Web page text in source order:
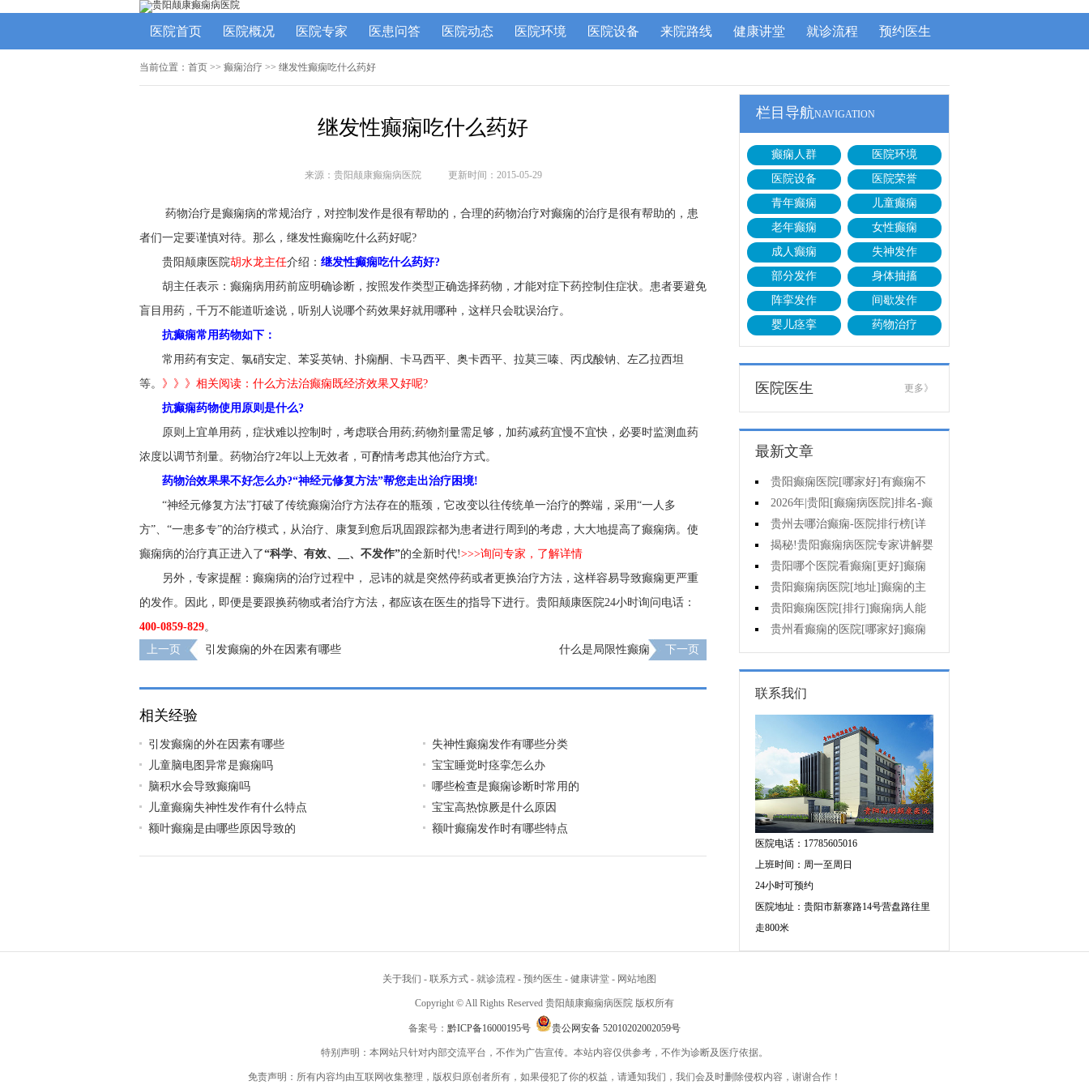
医院首页 医院概况 医院专家 医患问答 医院动态 医院环境 医院设备 来院路线 健康讲堂 就诊流程 预约医生
当前位置： 首页 >> 癫痫治疗 >> 继发性癫痫吃什么药好
继发性癫痫吃什么药好
来源：贵阳颠康癫痫病医院 更新时间：2015-05-29
药物治疗是癫痫病的常规治疗，对控制发作是很有帮助的，合理的药物治疗对癫痫的治疗是很有帮助的，患
者们一定要谨慎对待。那么，继发性癫痫吃什么药好呢?
贵阳颠康医院胡水龙主任介绍： 继发性癫痫吃什么药好?
胡主任表示：癫痫病用药前应明确诊断，按照发作类型正确选择药物，才能对症下药控制住症状。患者要避免
盲目用药，千万不能道听途说，听别人说哪个药效果好就用哪种，这样只会耽误治疗。
抗癫痫常用药物如下：
常用药有安定、氯硝安定、苯妥英钠、扑痫酮、卡马西平、奥卡西平、拉莫三嗪、丙戊酸钠、左乙拉西坦
等。 》》》相关阅读：什么方法治癫痫既经济效果又好呢?
抗癫痫药物使用原则是什么?
原则上宜单用药，症状难以控制时，考虑联合用药;药物剂量需足够，加药减药宜慢不宜快，必要时监测血药
浓度以调节剂量。药物治疗2年以上无效者，可酌情考虑其他治疗方式。
药物治效果果不好怎么办?“神经元修复方法”帮您走出治疗困境!
“神经元修复方法”打破了传统癫痫治疗方法存在的瓶颈，它改变以往传统单一治疗的弊端，采用“一人多
方”、“一患多专”的治疗模式，从治疗、康复到愈后巩固跟踪都为患者进行周到的考虑，大大地提高了癫痫病。使
癫痫病的治疗真正进入了“科学、有效、__、不发作”的全新时代!>>>询问专家，了解详情
另外，专家提醒：癫痫病的治疗过程中， 忌讳的就是突然停药或者更换治疗方法，这样容易导致癫痫更严重
的发作。因此，即便是要跟换药物或者治疗方法，都应该在医生的指导下进行。贵阳颠康医院24小时询问电话：
400-0859-829。
上一页
引发癫痫的外在因素有哪些 什么是局限性癫痫 下一页
相关经验
引发癫痫的外在因素有哪些
失神性癫痫发作有哪些分类
儿童脑电图异常是癫痫吗
宝宝睡觉时痉挛怎么办
脑积水会导致癫痫吗
哪些检查是癫痫诊断时常用的
儿童癫痫失神性发作有什么特点
宝宝高热惊厥是什么原因
额叶癫痫是由哪些原因导致的
额叶癫痫发作时有哪些特点
栏目导航NAVIGATION
癫痫人群
医院环境
医院设备
医院荣誉
青年癫痫
儿童癫痫
老年癫痫
女性癫痫
成人癫痫
失神发作
部分发作
身体抽搐
阵挛发作
间歇发作
婴儿痉挛
药物治疗
医院医生 更多》
最新文章
贵阳癫痫医院[哪家好]有癫痫不
能吃什么?
2026年|贵阳[癫痫病医院]排名-癫
痫病人检查对身体有影响吗?
贵州去哪治癫痫-医院排行榜[详
细排名]癫痫会导致病人精神失常
吗?
揭秘!贵阳癫痫病医院专家讲解婴
儿为什么会得癫痫呢
贵阳哪个医院看癫痫[更好]癫痫
发作有什么症状表现?
贵阳癫痫病医院[地址]癫痫的主
要症状是什么?
贵阳癫痫医院[排行]癫痫病人能
熬夜吗?
贵州看癫痫的医院[哪家好]癫痫
的三大类原因?
联系我们
医院电话：17785605016
上班时间：周一至周日
24小时可预约
医院地址：贵阳市新寨路14号营盘路往里
走800米
关于我们 - 联系方式 - 就诊流程 - 预约医生 - 健康讲堂 - 网站地图
Copyright © All Rights Reserved 贵阳颠康癫痫病医院 版权所有
备案号： 黔ICP备16000195号 贵公网安备 52010202002059号
特别声明：本网站只针对内部交流平台，不作为广告宣传。本站内容仅供参考，不作为诊断及医疗依据。
免责声明：所有内容均由互联网收集整理，版权归原创者所有，如果侵犯了你的权益，请通知我们，我们会及时删除侵权内容，谢谢合作！